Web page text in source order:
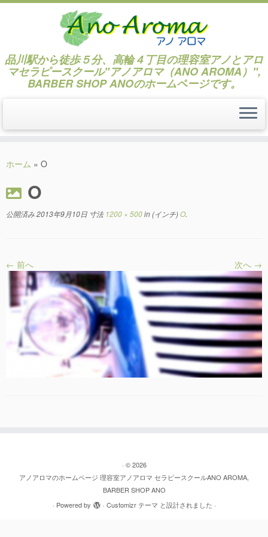
ン
ン
ツ
へ
プ
品川駅から徒歩５分、高輪４丁目の理容室アノとアロ
マセラピースクール"アノアロマ（ANO AROMA）",
BARBER SHOP ANOのホームページです。
ホーム » O
O
公開済み2013年9月10日 寸法1200 × 500in (インチ)O.
← 前へ 次へ →
· © 2026
アノアロマのホームページ 理容室アノアロマ セラピースクールANO AROMA,
BARBER SHOP ANO
· Powered by · Customizr テーマ と設計されました ·